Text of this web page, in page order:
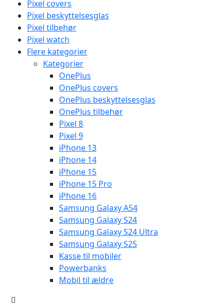
Pixel covers
Pixel beskyttelsesglas
Pixel tilbehør
Pixel watch
Flere kategorier
Kategorier
OnePlus
OnePlus covers
OnePlus beskyttelsesglas
OnePlus tilbehør
Pixel 8
Pixel 9
iPhone 13
iPhone 14
iPhone 15
iPhone 15 Pro
iPhone 16
Samsung Galaxy A54
Samsung Galaxy S24
Samsung Galaxy S24 Ultra
Samsung Galaxy S25
Kasse til mobiler
Powerbanks
Mobil til ældre